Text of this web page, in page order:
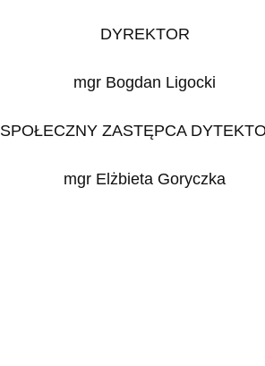
DYREKTOR
mgr Bogdan Ligocki
SPOŁECZNY ZASTĘPCA
mgr Elżbieta Goryczka